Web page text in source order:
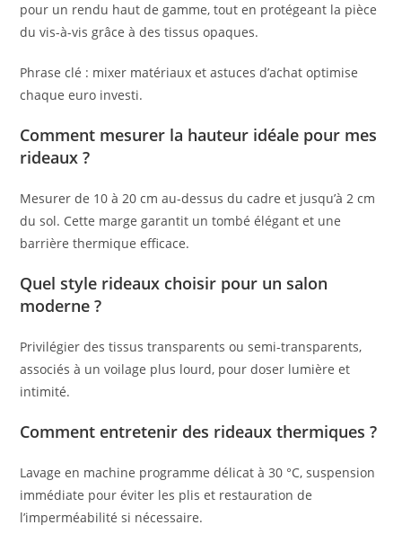
pour un rendu haut de gamme, tout en protégeant la pièce
du vis-à-vis grâce à des tissus opaques.
Phrase clé : mixer matériaux et astuces d’achat optimise
chaque euro investi.
Comment mesurer la hauteur idéale pour mes
rideaux ?
Mesurer de 10 à 20 cm au-dessus du cadre et jusqu’à 2 cm
du sol. Cette marge garantit un tombé élégant et une
barrière thermique efficace.
Quel style rideaux choisir pour un salon
moderne ?
Privilégier des tissus transparents ou semi-transparents,
associés à un voilage plus lourd, pour doser lumière et
intimité.
Comment entretenir des rideaux thermiques ?
Lavage en machine programme délicat à 30 °C, suspension
immédiate pour éviter les plis et restauration de
l’imperméabilité si nécessaire.